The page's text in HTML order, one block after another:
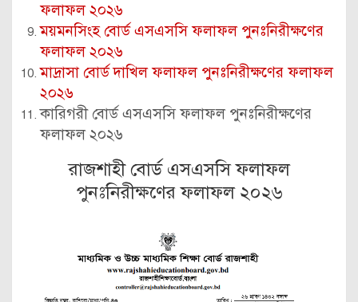
ফলাফল ২০২৬
ময়মনসিংহ বোর্ড এসএসসি ফলাফল পুনঃনিরীক্ষণের
ফলাফল ২০২৬
মাদ্রাসা বোর্ড দাখিল ফলাফল পুনঃনিরীক্ষণের ফলাফল
২০২৬
কারিগরী বোর্ড এসএসসি ফলাফল পুনঃনিরীক্ষণের
ফলাফল ২০২৬
রাজশাহী বোর্ড এসএসসি ফলাফল
পুনঃনিরীক্ষণের ফলাফল ২০২৬